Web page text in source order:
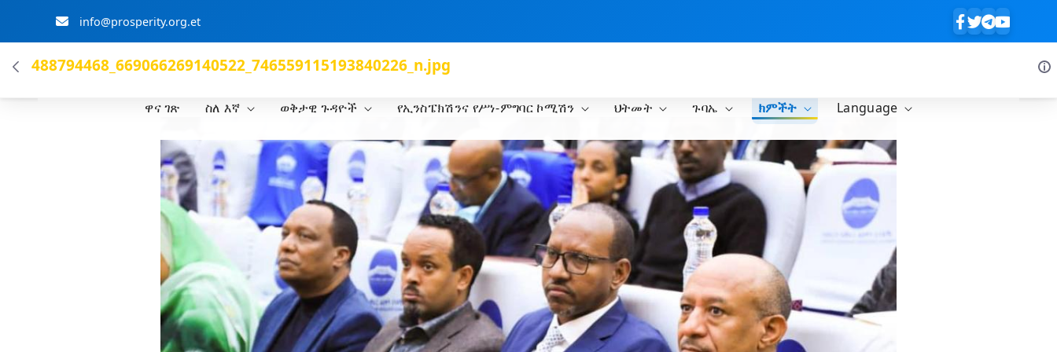
info@prosperity.org.et
ብልፅግና ፓርቲ
ዋና ገጽ ስለ እኛ ወቅታዊ ጉዳዮች የኢንስፔክሽንና የሥነ-ምግባር ኮሚሽን ህትመት ጉባኤ ክምችት Language
488794468_669066269140522_746559115193840226_n.jpg